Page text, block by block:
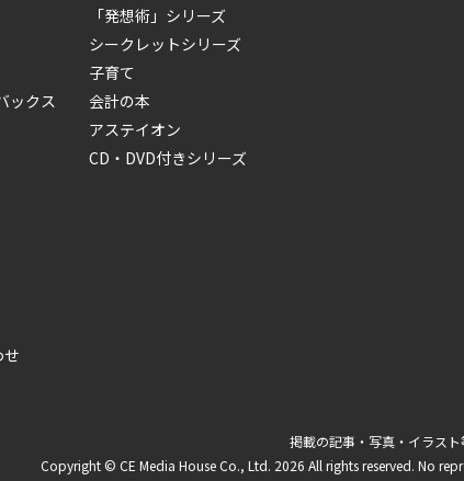
ックス
「発想術」シリーズ
シークレットシリーズ
子育て
会計の本
アステイオン
CD・DVD付きシリーズ
せ
掲載の記事・写真・イラスト
Copyright © CE Media House Co., Ltd. 2026 All rights reserved. No